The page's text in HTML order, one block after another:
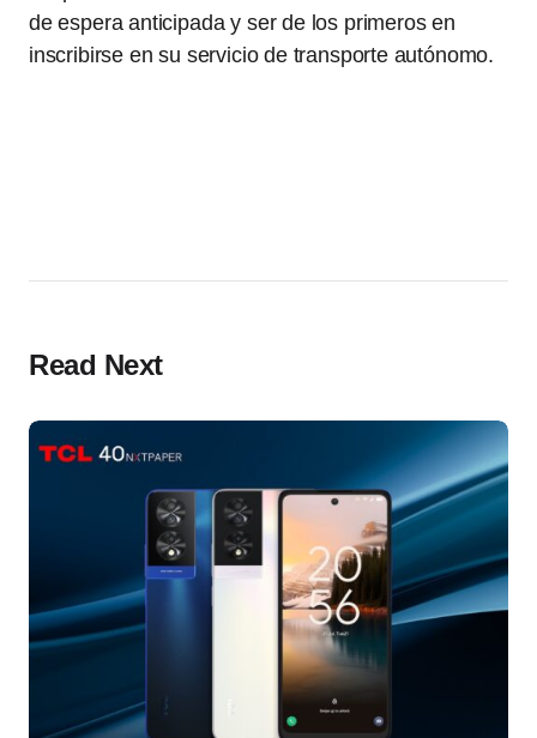
de espera anticipada y ser de los primeros en
inscribirse en su servicio de transporte autónomo.
Read Next